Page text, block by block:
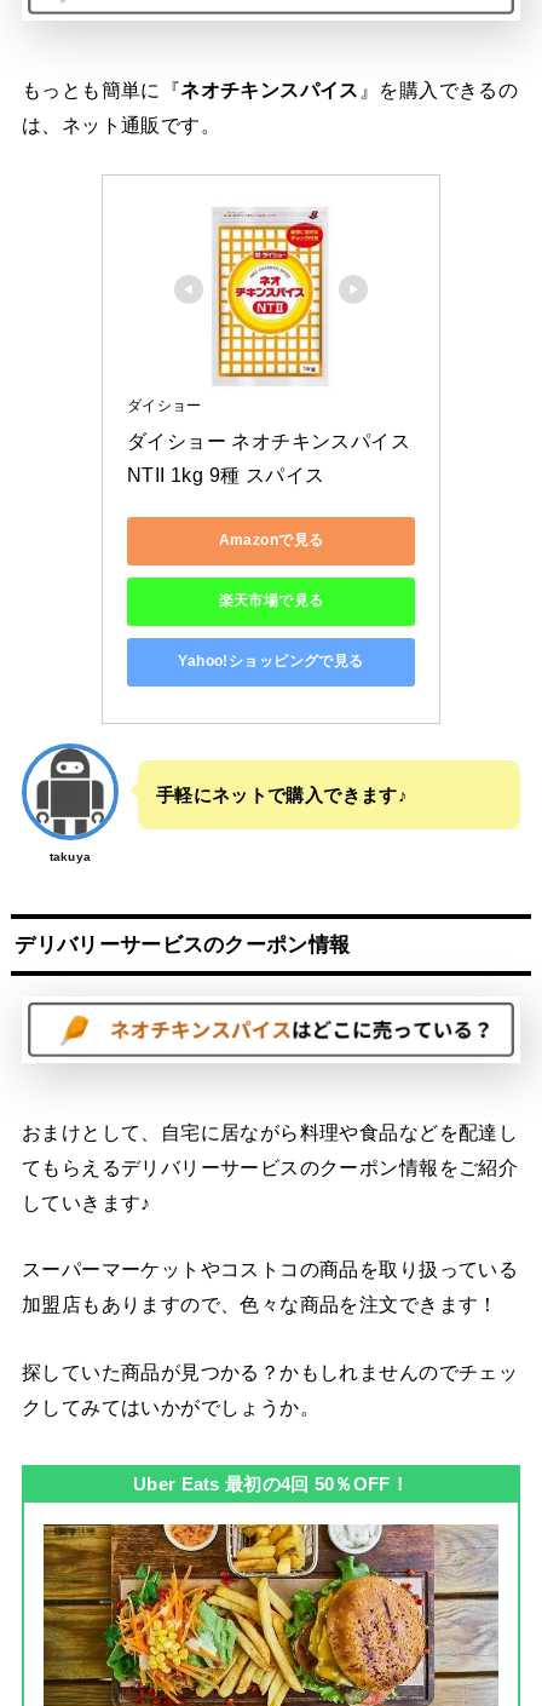
もっとも簡単に『ネオチキンスパイス 』を購入できるの
は、ネット通販です。
ダイショー
ダイショー ネオチキンスパイス
NTII 1kg 9種 スパイス
Amazonで見る
楽天市場で見る
Yahoo!ショッピングで見る
takuya
手軽にネットで購入できます♪
デリバリーサービスのクーポン情報
おまけとして、自宅に居ながら料理や食品などを配達し
てもらえるデリバリーサービスのクーポン情報をご紹介
していきます♪
スーパーマーケットやコストコの商品を取り扱っている
加盟店もありますので、色々な商品を注文できます！
探していた商品が見つかる？かもしれませんのでチェッ
クしてみてはいかがでしょうか。
Uber Eats 最初の4回 50％OFF！